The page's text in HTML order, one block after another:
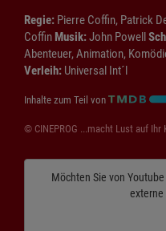
Regie: Pierre Coffin, Patrick
Coffin Musik:John Powell
Abenteuer, Animation,
Verleih: Universal Int´l
Inhalte zum Teil von
© CINEPROG ...macht Lust auf Ihr
Möchten Sie von